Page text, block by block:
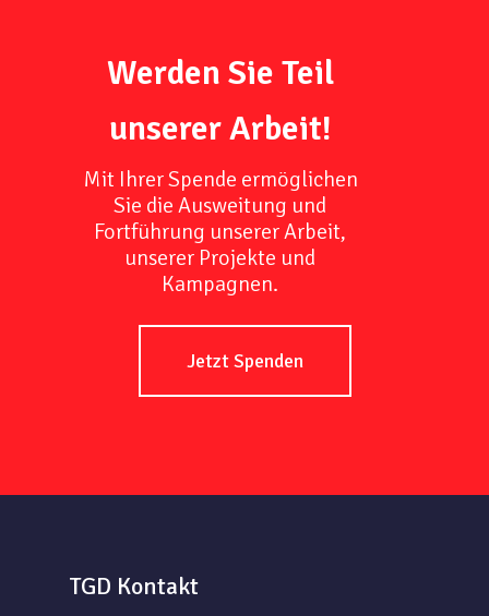
Werden Sie Teil
unserer Arbeit!
Mit Ihrer Spende ermöglichen
Sie die Ausweitung und
Fortführung unserer Arbeit,
unserer Projekte und
Kampagnen.
Jetzt Spenden
TGD Kontakt